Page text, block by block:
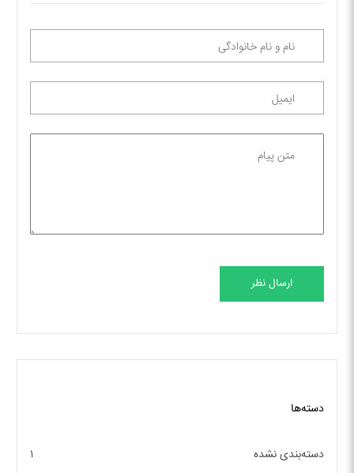
ارسال نظر
دسته‌ها
دسته‌بندی نشده ۱